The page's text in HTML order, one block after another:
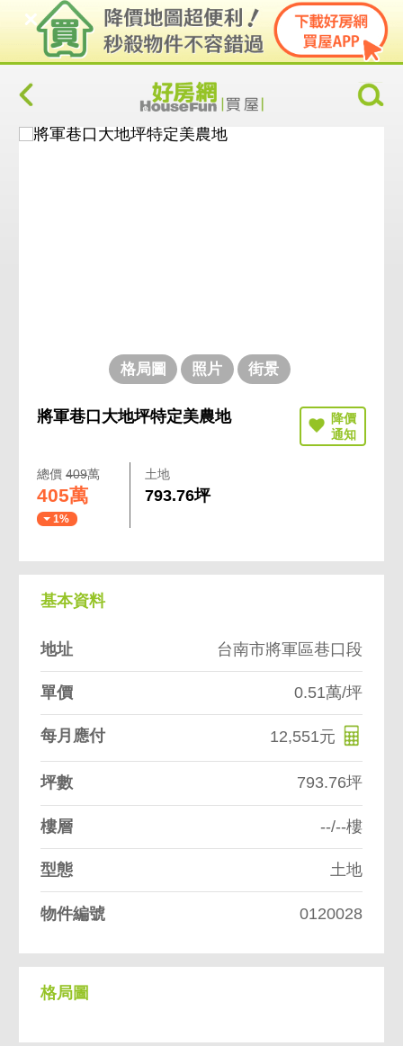
格局圖 照片 街景
將軍巷口大地坪特定美農地
總價409萬
405萬
1%
土地
793.76坪
基本資料
地址 台南市將軍區巷口段
單價 0.51萬/坪
每月應付 12,551元
坪數 793.76坪
樓層 --/--樓
型態 土地
物件編號 0120028
格局圖